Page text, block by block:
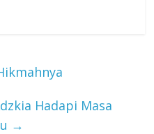
Hadapi Masa
→